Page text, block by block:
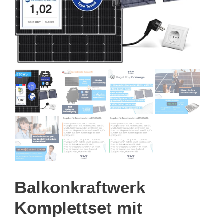
Balkonkraftwerk
Komplettset mit